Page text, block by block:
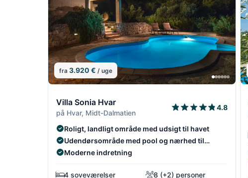
fra 3.920 € / uge
Villa Sonia Hvar
på Hvar, Midt-Dalmatien
4.8
Roligt, landligt område med udsigt til havet
Udendørsområde med pool og nærhed til
stranden.
Moderne indretning
4 soveværelser
8 (+2) personer